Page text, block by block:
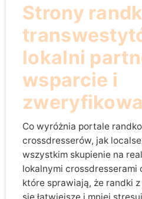
Strony
lokalni
wsparcie i
Co wyróżnia portale
crossdresserów, jak
wszystkim skupienie na
lokalnymi crossdresserami
które sprawiają, że randki